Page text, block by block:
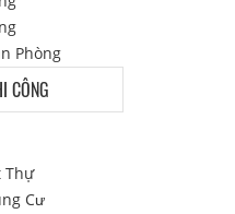
Phòng
CÔNG
Thự
Cư